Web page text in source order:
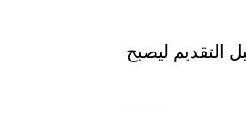
قبل التقديم ليصبح